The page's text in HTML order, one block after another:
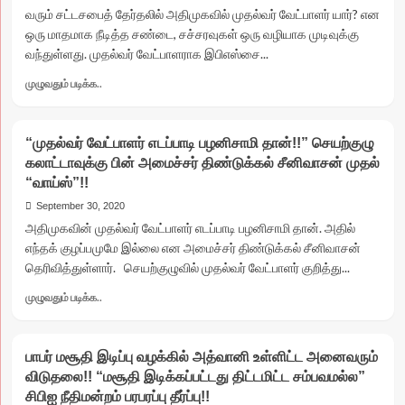
வரும் சட்டசபைத் தேர்தலில் அதிமுகவில் முதல்வர் வேட்பாளர் யார்? என
ஒரு மாதமாக நீடித்த சண்டை, சச்சரவுகள் ஒரு வழியாக முடிவுக்கு
வந்துள்ளது. முதல்வர் வேட்பாளராக இபிஎஸ்சை...
முழுவதும் படிக்க..
அப்பாடா…
அதிமுகவில்
நீ..ண்ட
பின்
சர்ச்சை…!
முதல்வர்
வேட்பாளராக
அறிவிப்பு..!
வழிகாட்டு
குழுவும்
அமைப்பு!!
“முதல்வர் வேட்பாளர் எடப்பாடி பழனிசாமி தான்!!” செயற்குழு
கலாட்டாவுக்கு பின் அமைச்சர் திண்டுக்கல் சீனிவாசன் முதல்
“வாய்ஸ்”!!
September 30, 2020
அதிமுகவின் முதல்வர் வேட்பாளர் எடப்பாடி பழனிசாமி தான். அதில்
எந்தக் குழப்பமுமே இல்லை என அமைச்சர் திண்டுக்கல் சீனிவாசன்
தெரிவித்துள்ளார். செயற்குழுவில் முதல்வர் வேட்பாளர் குறித்து...
முழுவதும் படிக்க..
“முதல்வர்
வேட்பாளர்
எடப்பாடி
பழனிசாமி
பாபர் மசூதி இடிப்பு வழக்கில் அத்வானி உள்ளிட்ட அனைவரும்
விடுதலை!! “மசூதி இடிக்கப்பட்டது திட்டமிட்ட சம்பவமல்ல”
சிபிஐ நீதிமன்றம் பரபரப்பு தீர்ப்பு!!